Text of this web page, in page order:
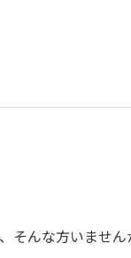
そんな方いません